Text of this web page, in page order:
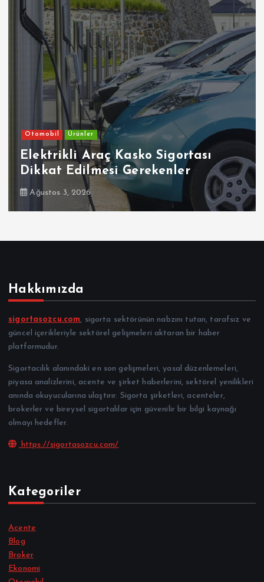
Otomobil Ürünler
Elektrikli Araç Kasko Sigortası
Dikkat Edilmesi Gerekenler
Ağustos 3, 2026
Hakkımızda
sigortasozcu.com, sigorta sektörünün nabzını tutan, tarafsız ve
güncel içerikleriyle sektörel gelişmeleri aktaran bir haber
platformudur.
Sigortacılık alanındaki en son gelişmeleri, yasal düzenlemeleri,
piyasa analizlerini, acente ve şirket haberlerini, sektörel yenilikleri
anında okuyucularına ulaştırır. Sigorta şirketleri, acenteler,
brokerler ve bireysel sigortalılar için güvenilir bir bilgi kaynağı
olmayı hedefler.
https://sigortasozcu.com/
Kategoriler
Acente
Blog
Broker
Ekonomi